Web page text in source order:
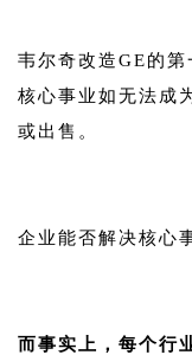
韦尔奇改造GE的第
核心事业如无法成
或出售。
企业能否解决核心
而事实上，每个行